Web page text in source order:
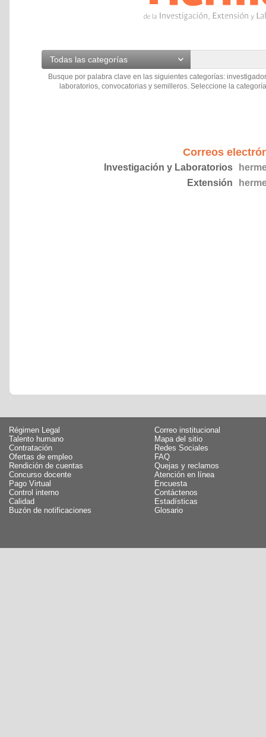
Todas las categorías
Busque por palabra clave en las siguientes categorías:
laboratorios, convocatorias y semilleros. Seleccione la
Correos
Investigación y Laboratorios
Extensión
Régimen Legal
Talento humano
Contratación
Ofertas de empleo
Rendición de cuentas
Concurso docente
Pago Virtual
Control interno
Calidad
Buzón de notificaciones
Correo institucional
Mapa del sitio
Redes Sociales
FAQ
Quejas y reclamos
Atención en línea
Encuesta
Contáctenos
Estadísticas
Glosario